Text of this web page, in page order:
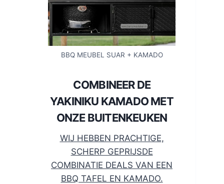
BBQ MEUBEL SUAR + KAMADO
COMBINEER DE
YAKINIKU KAMADO MET
ONZE BUITENKEUKEN
WIJ HEBBEN PRACHTIGE,
SCHERP GEPRIJSDE
COMBINATIE DEALS VAN EEN
BBQ TAFEL EN KAMADO.